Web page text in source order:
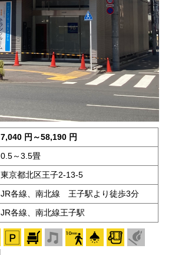
7,040 円～58,190 円
0.5～3.5畳
東京都北区王子2-13-5
JR各線、南北線 王子駅より徒歩3分
JR各線、南北線王子駅